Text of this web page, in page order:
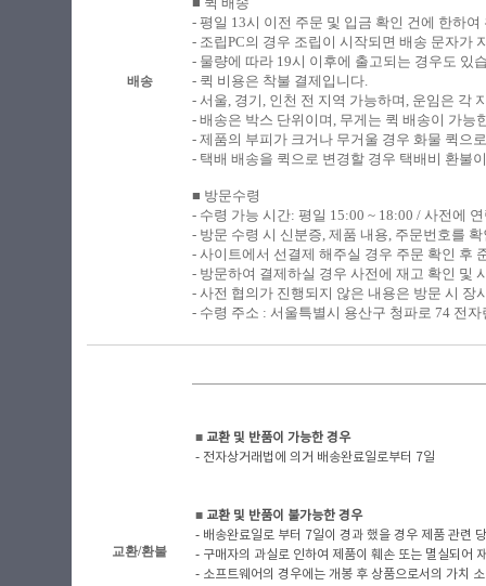
배송
​- 평일 13시 이전 주문 및 입금 확인 건에 한하
- 조립PC의 경우 조립이 시작되면 배송 문자가
- 물량에 따라 19시 이후에 출고되는 경우도 있
- 퀵 비용은 착불 결제입니다.
- 서울, 경기, 인천 전 지역 가능하며, 운임은 각
- 배송은 박스 단위이며, 무게는 퀵 배송이 가능
- 제품의 부피가 크거나 무거울 경우 화물 퀵으
- 택배 배송을 퀵으로 변경할 경우 택배비 환불
■ 방문수령
​- 수령 가능 시간: 평일 15:00 ~ 18:00 / 사전에
- 방문 수령 시 신분증, 제품 내용, 주문번호를
- 사이트에서 선결제 해주실 경우 주문 확인 후
- 방문하여 결제하실 경우 사전에 재고 확인 및
- 사전 협의가 진행되지 않은 내용은 방문 시 장
- 수령 주소 : 서울특별시 용산구 청파로 74 전
교환/환불
■ ​ 교환 및 반품이 가능한 경우
- 전자상거래법에 의거 배송완료일로부터 7일
■ ​ 교환 및 반품이 불가능한 경우
- 배송완료일로 부터 7일이 경과 했을 경우 제품 관련
- 구매자의 과실로 인하여 제품이 훼손 또는 멸실되어
- 소프트웨어의 경우에는 개봉 후 상품으로서의 가치